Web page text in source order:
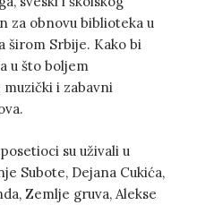
za obnovu biblioteka u
širom Srbije. Kako bi
u što boljem
i zabavni
su uživali u
Subote, Dejana Cukića,
Zemlje gruva, Alekse